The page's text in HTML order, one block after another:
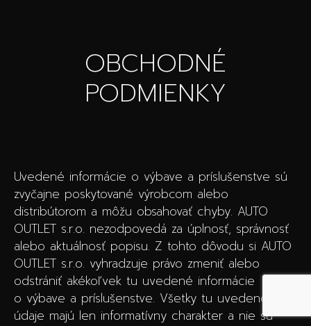
OBCHODNÉ
PODMIENKY
Uvedené informácie o výbave a príslušenstve sú
zvyčajne poskytované výrobcom alebo
distribútorom a môžu obsahovať chyby. AUTO
OUTLET s.r.o. nezodpovedá za úplnosť, správnosť
alebo aktuálnosť popisu. Z tohto dôvodu si AUTO
OUTLET s.r.o. vyhradzuje právo zmeniť alebo
odstrániť akékoľvek tu uvedené informácie
o výbave a príslušenstve. Všetky tu uvedené
údaje majú len informatívny charakter a nie sú